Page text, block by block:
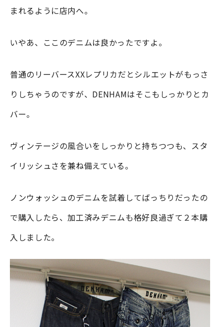
まれるように店内へ。
いやあ、ここのデニムは良かったですよ。
普通のリーバースXXレプリカだとシルエットがもっさ
りしちゃうのですが、DENHAMはそこもしっかりとカ
バー。
ヴィンテージの風合いをしっかりと持ちつつも、スタ
イリッシュさを兼ね備えている。
ノンウォッシュのデニムを試着してばっちりだったの
で購入したら、加工済みデニムも格好良過ぎて２本購
入しました。